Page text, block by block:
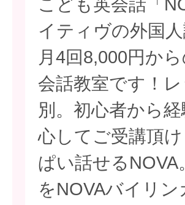
こども英会話「
イティヴの外国
月4回8,000円か
会話教室です！
別。初心者から
心してご受講頂
ぱい話せる
をNOVAバイリ